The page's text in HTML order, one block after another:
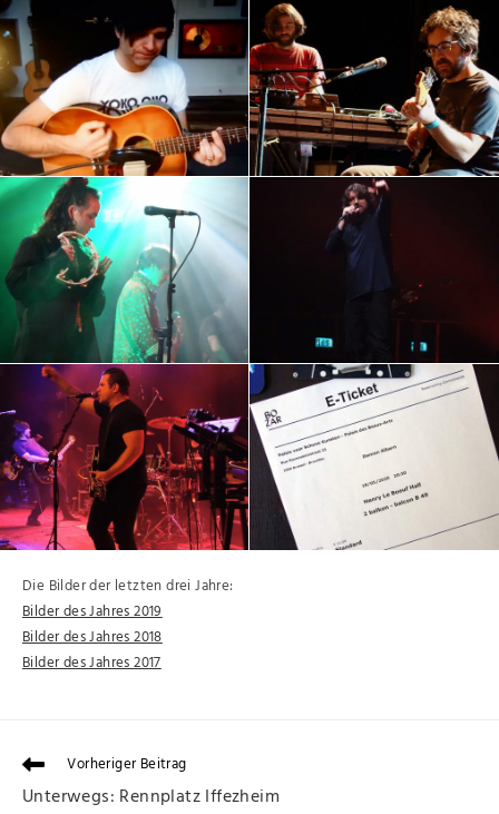
Die Bilder der letzten drei Jahre:
Bilder des Jahres 2019
Bilder des Jahres 2018
Bilder des Jahres 2017
Vorheriger Beitrag
Unterwegs: Rennplatz Iffezheim